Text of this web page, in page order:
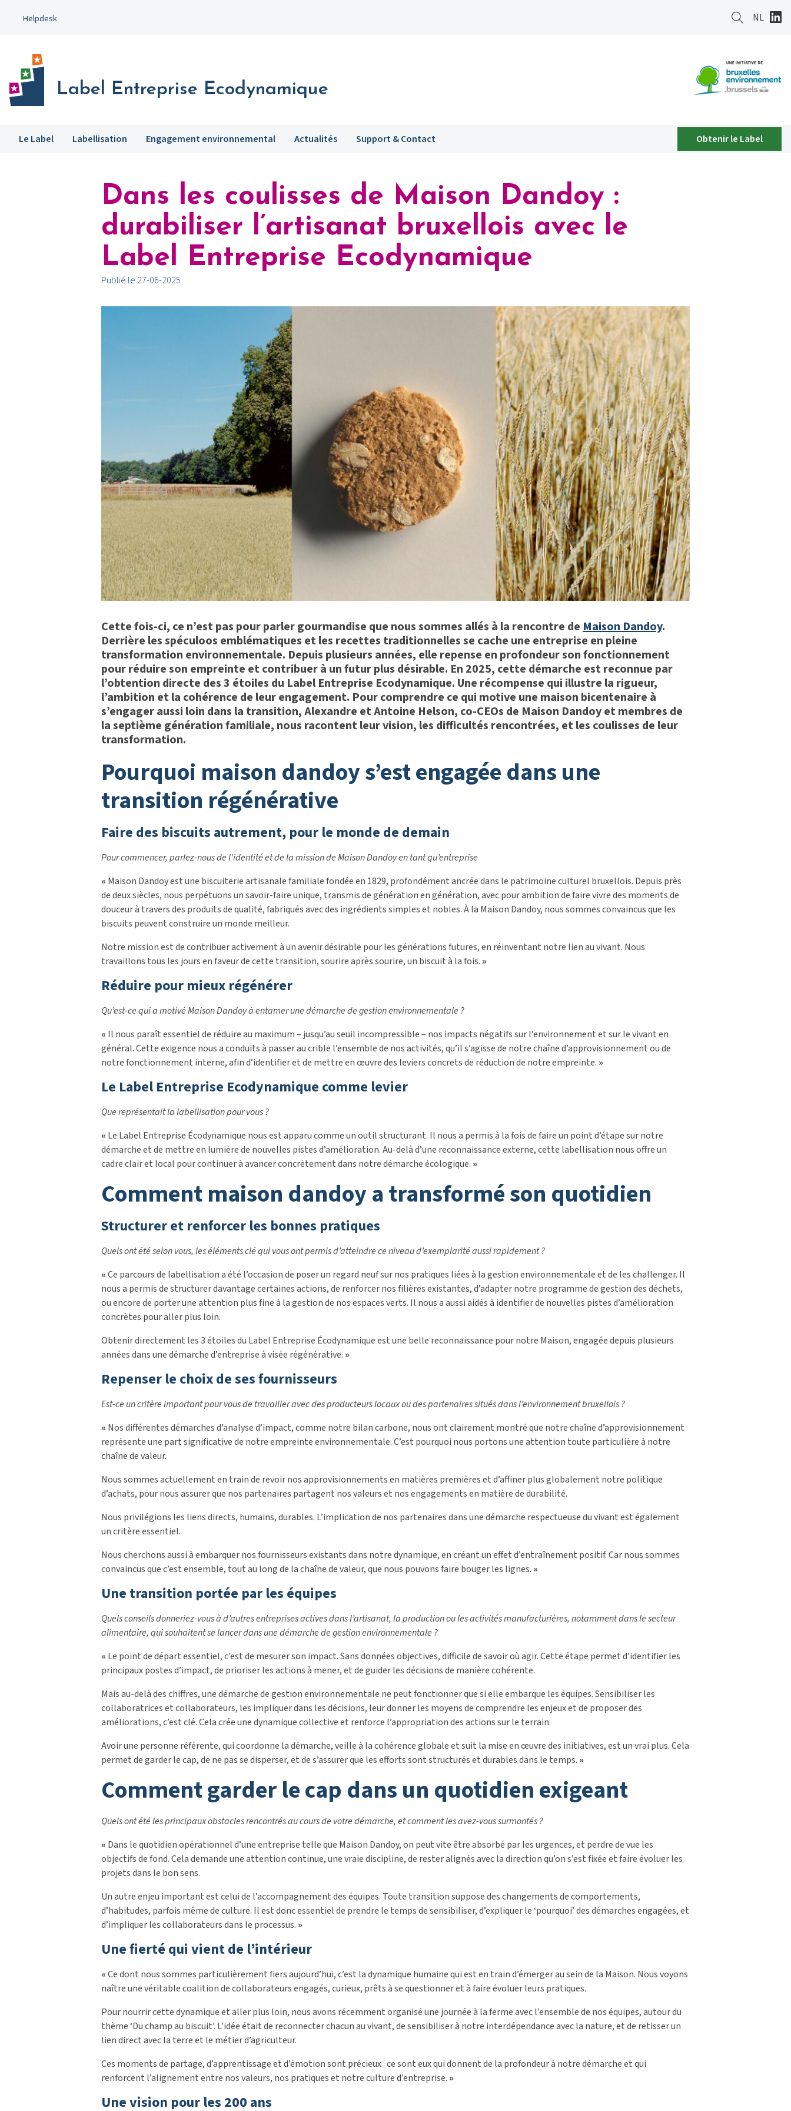
Helpdesk NL
Label Entreprise Ecodynamique
Le Label Labellisation Engagement environnemental Actualités Support & Contact Obtenir le Label
Dans les coulisses de Maison Dandoy :
durabiliser l’artisanat bruxellois avec le
Label Entreprise Ecodynamique
Publié le 27-06-2025
Cette fois-ci, ce n’est pas pour parler gourmandise que nous sommes allés à la rencontre deMaison Dandoy.
Derrière les spéculoos emblématiques et les recettes traditionnelles se cache une entreprise en pleine
transformation environnementale. Depuis plusieurs années, elle repense en profondeur son fonctionnement
pour réduire son empreinte et contribuer à un futur plus désirable. En 2025, cette démarche est reconnue par
l’obtention directe des 3 étoiles du Label Entreprise Ecodynamique. Une récompense qui illustre la rigueur,
l’ambition et la cohérence de leur engagement. Pour comprendre ce qui motive une maison bicentenaire à
s’engager aussi loin dans la transition, Alexandre et Antoine Helson, co-CEOs de Maison Dandoy et membres de
la septième génération familiale, nous racontent leur vision, les difficultés rencontrées, et les coulisses de leur
transformation.
pourquoi maison dandoy s’est engagée dans une
transition régénérative
Faire des biscuits autrement, pour le monde de demain
Pour commencer, parlez-nous de l’identité et de la mission de Maison Dandoy en tant qu’entreprise
« Maison Dandoy est une biscuiterie artisanale familiale fondée en 1829, profondément ancrée dans le patrimoine culturel bruxellois. Depuis près
de deux siècles, nous perpétuons un savoir-faire unique, transmis de génération en génération, avec pour ambition de faire vivre des moments de
douceur à travers des produits de qualité, fabriqués avec des ingrédients simples et nobles. À la Maison Dandoy, nous sommes convaincus que les
biscuits peuvent construire un monde meilleur.
Notre mission est de contribuer activement à un avenir désirable pour les générations futures, en réinventant notre lien au vivant. Nous
travaillons tous les jours en faveur de cette transition, sourire après sourire, un biscuit à la fois. »
Réduire pour mieux régénérer
Qu’est-ce qui a motivé Maison Dandoy à entamer une démarche de gestion environnementale ?
« Il nous paraît essentiel de réduire au maximum – jusqu’au seuil incompressible – nos impacts négatifs sur l’environnement et sur le vivant en
général. Cette exigence nous a conduits à passer au crible l’ensemble de nos activités, qu’il s’agisse de notre chaîne d’approvisionnement ou de
notre fonctionnement interne, afin d’identifier et de mettre en œuvre des leviers concrets de réduction de notre empreinte. »
Le Label Entreprise Ecodynamique comme levier
Que représentait la labellisation pour vous ?
« Le Label Entreprise Écodynamique nous est apparu comme un outil structurant. Il nous a permis à la fois de faire un point d’étape sur notre
démarche et de mettre en lumière de nouvelles pistes d’amélioration. Au-delà d’une reconnaissance externe, cette labellisation nous offre un
cadre clair et local pour continuer à avancer concrètement dans notre démarche écologique. »
comment maison dandoy a transformé son quotidien
Structurer et renforcer les bonnes pratiques
Quels ont été selon vous, les éléments clé qui vous ont permis d’atteindre ce niveau d’exemplarité aussi rapidement ?
«Ce parcours de labellisation a été l’occasion de poser un regard neuf sur nos pratiques liées à la gestion environnementale et de les challenger. Il
nous a permis de structurer davantage certaines actions, de renforcer nos filières existantes, d’adapter notre programme de gestion des déchets,
ou encore de porter une attention plus fine à la gestion de nos espaces verts. Il nous a aussi aidés à identifier de nouvelles pistes d’amélioration
concrètes pour aller plus loin.
Obtenir directement les 3 étoiles du Label Entreprise Écodynamique est une belle reconnaissance pour notre Maison, engagée depuis plusieurs
années dans une démarche d’entreprise à visée régénérative. »
Repenser le choix de ses fournisseurs
Est-ce un critère important pour vous de travailler avec des producteurs locaux ou des partenaires situés dans l’environnement bruxellois ?
« Nos différentes démarches d’analyse d’impact, comme notre bilan carbone, nous ont clairement montré que notre chaîne d’approvisionnement
représente une part significative de notre empreinte environnementale. C’est pourquoi nous portons une attention toute particulière à notre
chaîne de valeur.
Nous sommes actuellement en train de revoir nos approvisionnements en matières premières et d’affiner plus globalement notre politique
d’achats, pour nous assurer que nos partenaires partagent nos valeurs et nos engagements en matière de durabilité.
Nous privilégions les liens directs, humains, durables. L’implication de nos partenaires dans une démarche respectueuse du vivant est également
un critère essentiel.
Nous cherchons aussi à embarquer nos fournisseurs existants dans notre dynamique, en créant un effet d’entraînement positif. Car nous sommes
convaincus que c’est ensemble, tout au long de la chaîne de valeur, que nous pouvons faire bouger les lignes. »
Une transition portée par les équipes
Quels conseils donneriez-vous à d’autres entreprises actives dans l’artisanat, la production ou les activités manufacturières, notamment dans le secteur
alimentaire, qui souhaitent se lancer dans une démarche de gestion environnementale ?
« Le point de départ essentiel, c’est de mesurer son impact. Sans données objectives, difficile de savoir où agir. Cette étape permet d’identifier les
principaux postes d’impact, de prioriser les actions à mener, et de guider les décisions de manière cohérente.
Mais au-delà des chiffres, une démarche de gestion environnementale ne peut fonctionner que si elle embarque les équipes. Sensibiliser les
collaboratrices et collaborateurs, les impliquer dans les décisions, leur donner les moyens de comprendre les enjeux et de proposer des
améliorations, c’est clé. Cela crée une dynamique collective et renforce l’appropriation des actions sur le terrain.
Avoir une personne référente, qui coordonne la démarche, veille à la cohérence globale et suit la mise en œuvre des initiatives, est un vrai plus. Cela
permet de garder le cap, de ne pas se disperser, et de s’assurer que les efforts sont structurés et durables dans le temps. »
comment garder le cap dans un quotidien exigeant
Quels ont été les principaux obstacles rencontrés au cours de votre démarche, et comment les avez-vous surmontés ?
« Dans le quotidien opérationnel d’une entreprise telle que Maison Dandoy, on peut vite être absorbé par les urgences, et perdre de vue les
objectifs de fond. Cela demande une attention continue, une vraie discipline, de rester alignés avec la direction qu’on s’est fixée et faire évoluer les
projets dans le bon sens.
Un autre enjeu important est celui de l’accompagnement des équipes. Toute transition suppose des changements de comportements,
d’habitudes, parfois même de culture. Il est donc essentiel de prendre le temps de sensibiliser, d’expliquer le ‘pourquoi’ des démarches engagées, et
d’impliquer les collaborateurs dans le processus. »
Une fierté qui vient de l’intérieur
«Ce dont nous sommes particulièrement fiers aujourd’hui, c’est la dynamique humaine qui est en train d’émerger au sein de la Maison. Nous voyons
naître une véritable coalition de collaborateurs engagés, curieux, prêts à se questionner et à faire évoluer leurs pratiques.
Pour nourrir cette dynamique et aller plus loin, nous avons récemment organisé une journée à la ferme avec l’ensemble de nos équipes, autour du
thème ‘Du champ au biscuit’. L’idée était de reconnecter chacun au vivant, de sensibiliser à notre interdépendance avec la nature, et de retisser un
lien direct avec la terre et le métier d’agriculteur.
Ces moments de partage, d’apprentissage et d’émotion sont précieux : ce sont eux qui donnent de la profondeur à notre démarche et qui
renforcent l’alignement entre nos valeurs, nos pratiques et notre culture d’entreprise. »
Une vision pour les 200 ans